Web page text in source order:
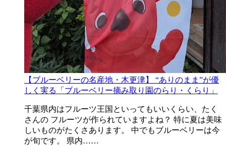
【ブルーベリーの名産地・木更津】 “ありのまま”が優
しく実る「ブルーベリー摘み取り園のらり・くらり」
千葉県内はフルーツ王国といってもいいくらい、たく
さんの フルーツが作られていますよね？ 特に夏は美味
しいものがたくさあります。 中でもブルーベリーは今
が旬です。 県内……